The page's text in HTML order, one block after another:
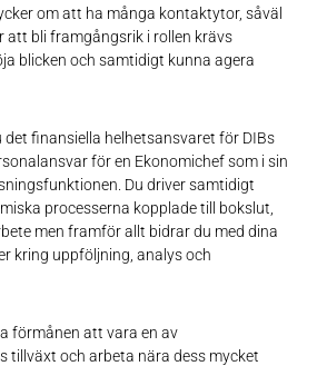
om att ha många kontaktytor, såväl
att bli framgångsrik i rollen krävs
blicken och samtidigt kunna agera
det finansiella helhetsansvaret för DIBs
för en Ekonomichef som i sin
Du driver samtidigt
processerna kopplade till bokslut,
men framför allt bidrar du med dina
kring uppföljning, analys och
förmånen att vara en av
tillväxt och arbeta nära dess mycket